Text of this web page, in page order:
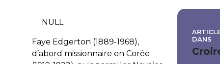
NULL
Faye Edgerton (1889-1968),
d’abord missionnaire en Corée
DANS